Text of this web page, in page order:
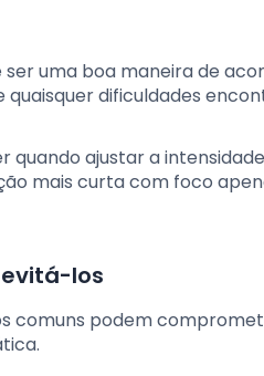
uma boa maneira de
quaisquer dificuldades
quando ajustar a
mais curta com foco
los
comuns podem